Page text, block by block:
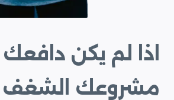
اذا لم يكن
مشروعك الشغف